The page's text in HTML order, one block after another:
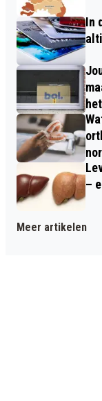
In
–
Meer artikelen